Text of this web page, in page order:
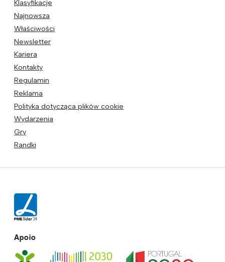
Klasyfikacje
Najnowsza
Właściwości
Newsletter
Kariera
Kontakty
Regulamin
Reklama
Polityka dotycząca plików cookie
Wydarzenia
Gry
Randki
Apoio